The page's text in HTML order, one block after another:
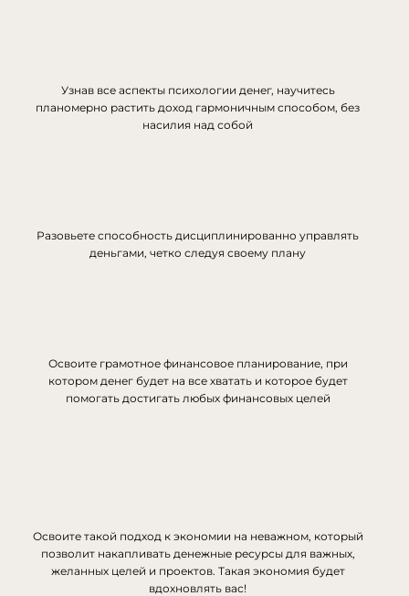
Узнав все аспекты психологии денег, научитесь
планомерно растить доход гармоничным способом, без
насилия над собой
Разовьете способность дисциплинированно управлять
деньгами, четко следуя своему плану
Освоите грамотное финансовое планирование, при
котором денег будет на все хватать и которое будет
помогать достигать любых финансовых целей
Освоите такой подход к экономии на неважном, который
позволит накапливать денежные ресурсы для важных,
желанных целей и проектов. Такая экономия будет
вдохновлять вас!